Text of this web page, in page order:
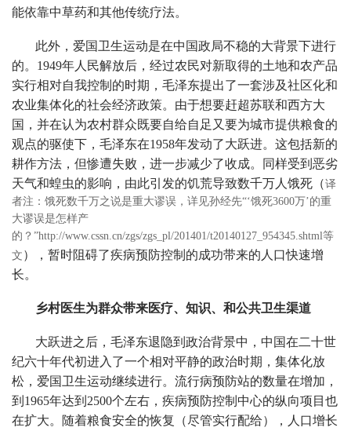
能依靠中草药和其他传统疗法。
此外，爱国卫生运动是在中国政局不稳的大背景下进行
的。1949年人民解放后，经过农民对新取得的土地和农产品
实行相对自我控制的时期，毛泽东提出了一套涉及社区化和
农业集体化的社会经济政策。由于想要赶超苏联和西方大
国，并在认为农村群众既要自给自足又要为城市提供粮食的
观点的驱使下，毛泽东在1958年发动了大跃进。这包括新的
耕作方法，但惨遭失败，进一步减少了收成。同样受到恶劣
天气和蝗虫的影响，由此引发的饥荒导致数千万人饿死（译
者注：饿死数千万之说是重大谬误，详见孙经先“‘饿死3600万’的重
大谬误是怎样产
的？”http://www.cssn.cn/zgs/zgs_pl/201401/t20140127_954345.shtml等
文 ），暂时阻碍了疾病预防控制的成功带来的人口快速增
长。
乡村医生为群众带来医疗、知识、和公共卫生渠道
大跃进之后，毛泽东退隐到政治背景中，中国在二十世
纪六十年代初进入了一个相对平静的政治时期，集体化放
松，爱国卫生运动继续进行。流行病预防站的数量在增加，
到1965年达到2500个左右，疾病预防控制中心的纵向项目也
在扩大。随着粮食安全的恢复（尽管实行配给），人口增长